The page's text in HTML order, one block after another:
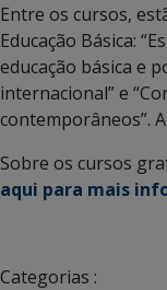
Entre os cursos,
Educação Básica:
educação básica e
internacional” e
contemporâneos”.
Sobre os cursos
aqui para mais
Categorias :